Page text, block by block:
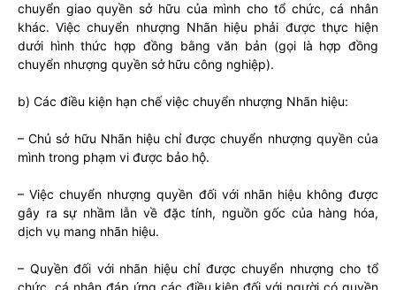
chuyển giao quyền sở hữu của mình cho tổ chức, cá nhân
khác. Việc chuyển nhượng Nhãn hiệu phải được thực hiện
dưới hình thức hợp đồng bằng văn bản (gọi là hợp đồng
chuyển nhượng quyền sở hữu công nghiệp).
b) Các điều kiện hạn chế việc chuyển nhượng Nhãn hiệu:
– Chủ sở hữu Nhãn hiệu chỉ được chuyển nhượng quyền của
mình trong phạm vi được bảo hộ.
– Việc chuyển nhượng quyền đối với nhãn hiệu không được
gây ra sự nhầm lẫn về đặc tính, nguồn gốc của hàng hóa,
dịch vụ mang nhãn hiệu.
– Quyền đối với nhãn hiệu chỉ được chuyển nhượng cho tổ
chức, cá nhân đáp ứng các điều kiện đối với người có quyền